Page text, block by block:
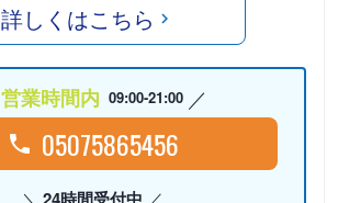
詳しくはこちら
営業時間内 09:00-21:00
05075865456